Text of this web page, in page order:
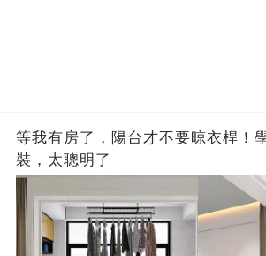
等我有房了，陽台才不要晾衣桿！
裝，太聰明了